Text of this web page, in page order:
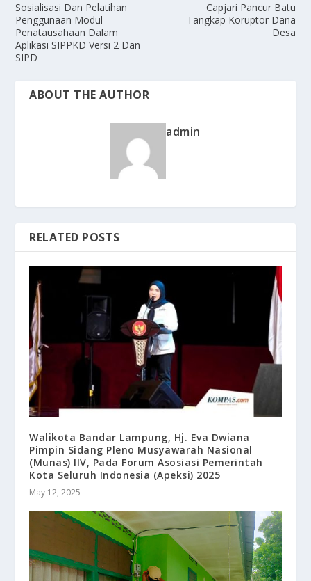
Sosialisasi Dan Pelatihan
Penggunaan Modul
Penatausahaan Dalam
Aplikasi SIPPKD Versi 2 Dan
SIPD
Capjari Pancur Batu
Tangkap Koruptor Dana
Desa
ABOUT THE AUTHOR
admin
RELATED POSTS
Walikota Bandar Lampung, Hj. Eva Dwiana
Pimpin Sidang Pleno Musyawarah Nasional
(Munas) IIV, Pada Forum Asosiasi Pemerintah
Kota Seluruh Indonesia (Apeksi) 2025
May 12, 2025